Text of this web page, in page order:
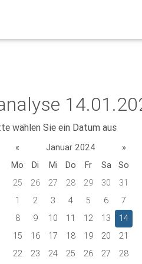
wählen Sie ein Datum aus
« Januar 2024
»
Mo
Di Mi Do Fr Sa
So
25
26 27 28 29 30
31
1
2 3 4 5 6
7
8
9 10 11 12 13
14
15
16 17 18 19 20
21
22
23 24 25 26 27 28